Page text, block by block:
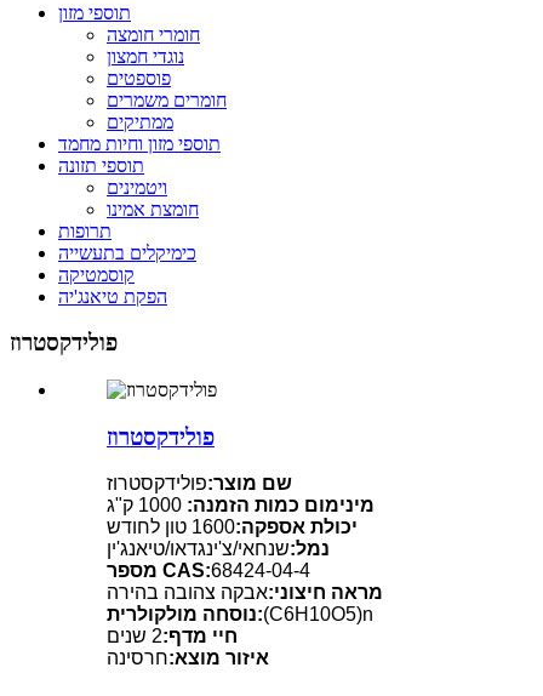
תוספי מזון
חומרי חומצה
נוגדי חמצון
פוספטים
חומרים משמרים
ממתיקים
תוספי מזון וחיות מחמד
תוספי תזונה
ויטמינים
חומצת אמינו
תרופות
כימיקלים בתעשייה
קוסמטיקה
הפקת טיאנג'יה
פולידקסטרוז
פולידקסטרוז
שם מוצר:פולידקסטרוז
מינימום כמות הזמנה: 1000 ק"ג
יכולת אספקה:1600 טון לחודש
נמל:שנחאי/צ'ינגדאו/טיאנג'ין
מספר CAS:68424-04-4
מראה חיצוני:אבקה צהובה בהירה
נוסחה מולקולרית:(C6H10O5)n
חיי מדף:2 שנים
איזור מוצא:חרסינה